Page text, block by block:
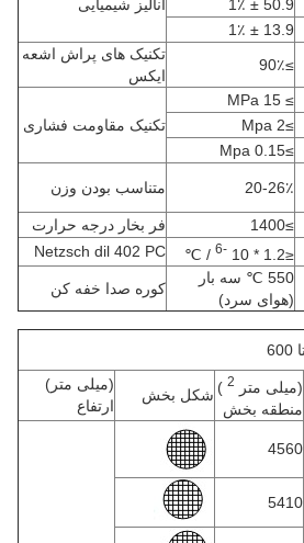
آنالیز شیمیایی
50.9 ± 1٪
13.9 ± 1٪
≥90٪
تکنیک های پراش اشعه
ایکس
≥ 15 MPa
تکنیک مقاومت فشاری
≥2 Mpa
≥0.15 Mpa
20-26٪ متناسب بودن وزن
≥1400
فر بخار درجه حرارت
≤1.2 * 10
-6
/ ℃
Netzsch dil 402 PC
550 ℃ سه بار
(هوای سرد)
کوره صدا خفه کن
(میلی متر )
منطقه بخش
شکل بخش
(میلی متر)
ارتفاع
4560
5410